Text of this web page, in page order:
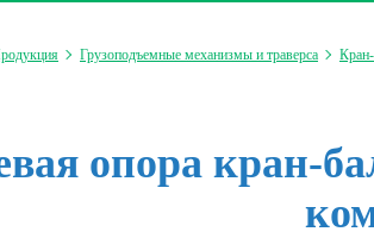
Грузоподъемные механизмы и траверса
опора кран-